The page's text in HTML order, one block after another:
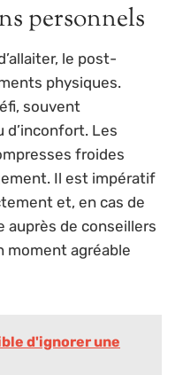
personnels
le post-
physiques.
souvent
d’inconfort. Les
froides
Il est impératif
et, en cas de
auprès de conseillers
moment agréable
d'ignorer une